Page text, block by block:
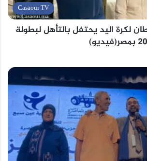
Casaoui TV
لكرة اليد يحتفل بالتأهل لبطولة